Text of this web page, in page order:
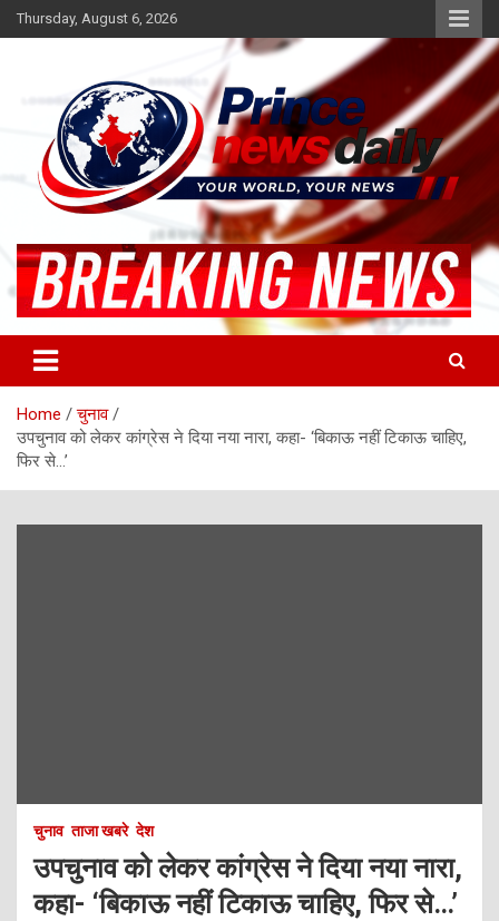
Skip
to
Thursday, August 6, 2026
Princenews Daily
Home
चुनाव
उपचुनाव को लेकर कांग्रेस ने दिया नया नारा, कहा- ‘बिकाऊ नहीं टिकाऊ चाहिए,
फिर से…’
चुनाव ताजा खबरे देश
उपचुनाव को लेकर कांग्रेस ने दिया नया नारा,
कहा- ‘बिकाऊ नहीं टिकाऊ चाहिए, फिर से…’